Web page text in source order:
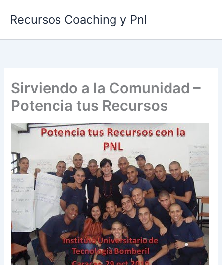
Recursos Coaching y Pnl
Sirviendo a la Comunidad –
Potencia tus Recursos